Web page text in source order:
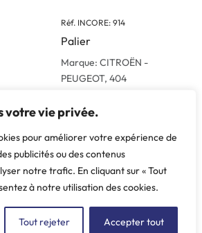
votre vie privée.
pour améliorer votre expérience de
publicités ou des contenus
notre trafic. En cliquant sur « Tout
à notre utilisation des cookies.
Tout rejeter Accepter tout
Réf. INCORE: 914
Palier
Marque: CITROËN -
PEUGEOT, 404